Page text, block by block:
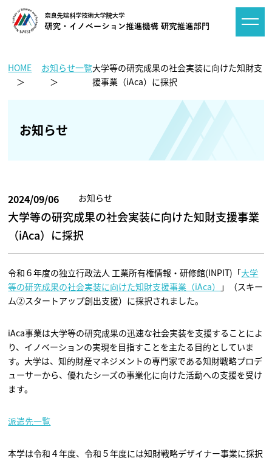
HOME お知らせ一覧大学等の研究成果の社会実装に向けた知財支
援事業（iAca）に採択
お知らせ
2024/09/06 お知らせ
大学等の研究成果の社会実装に向けた知財支援事業
（iAca）に採択
令和６年度の独立行政法人 工業所有権情報・研修館(INPIT)「大学
等の研究成果の社会実装に向けた知財支援事業（iAca） 」（スキー
ム②スタートアップ創出支援）に採択されました。
iAca事業は大学等の研究成果の迅速な社会実装を支援することによ
り、イノベーションの実現を目指すことを主たる目的としていま
す。大学は、知的財産マネジメントの専門家である知財戦略プロデ
ューサーから、優れたシーズの事業化に向けた活動への支援を受け
ます。
派遣先一覧
本学は令和４年度、令和５年度には知財戦略デザイナー事業に採択